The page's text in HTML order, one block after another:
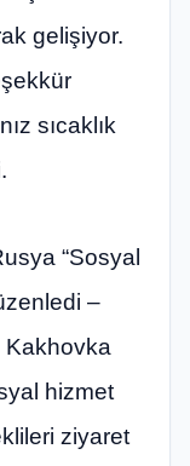
gelişiyor.
sıcaklık
“Sosyal
–
Kakhovka
hizmet
ziyaret